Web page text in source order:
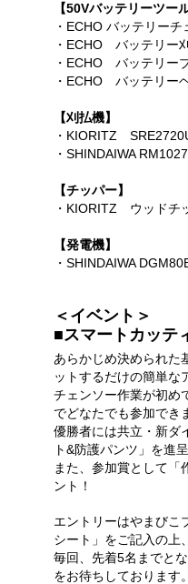
【50Vバッテリーツール
・ECHO バッテリー
・ECHO バッテリー
・ECHO バッテリー
・ECHO バッテリー
【刈払機】
・KIORITZ
・SHINDAIWA
【チッパー】
・KIORITZ ウッドチ
【発電機】
・SHINDAIWA
＜イベント＞
■スマートカッテ
あらかじめ決められた
ットするだけの簡単な
チェンソー作業が初め
でどなたでも参加でき
優勝者には共立・新ダ
ト&防護パンツ」を進呈
また、参加賞として「
ント！
エントリーはやまびこ
シート」をご記入の上
毎回、先着5名までと
をお待ちしております。